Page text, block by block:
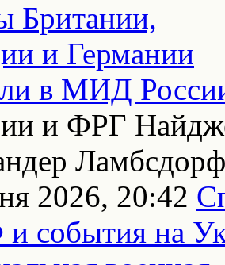
и ФРГ
2026, 20:42
события на